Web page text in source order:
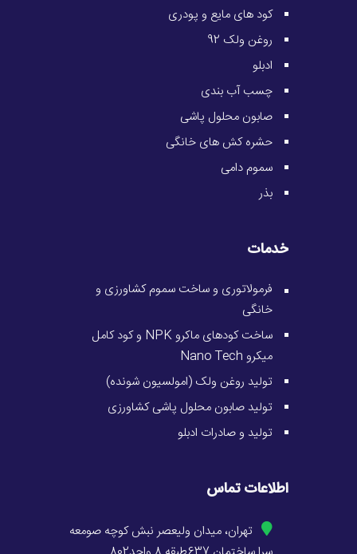
کود های مایع و پودری
روغن ولک 92
ادبلو
چسب آب بندی
صابون محلول پاشی
حشره کش های خانگی
سموم دامی
بذر
خدمات
فرمولاتوری و ساخت سموم کشاورزی و
خانگی
ساخت کودهای ماکرو NPK و کود کامل
میکرو Nano Tech
تولید روغن ولک (امولسیون شونده)
تولید صابون محلول پاشی کشاورزی
تولید و صادرات ادبلو
اطلاعات تماس
تهران، میدان ولیعصر نبش کوچه صومعه